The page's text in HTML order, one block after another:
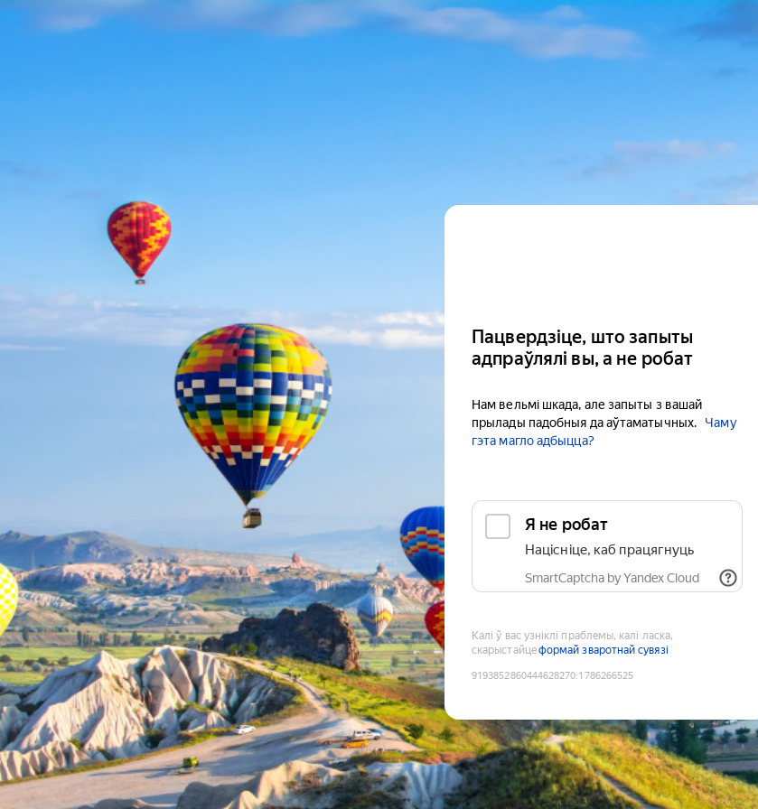
Пацвердзіце, што запыты
адпраўлялі вы, а не робат
Нам вельмі шкада, але запыты з вашай
прылады падобныя да аўтаматычных.
Чаму
гэта магло адбыцца?
Я не робат
Націсніце, каб працягнуць
SmartCaptcha by Yandex Cloud
Калі ў вас узніклі праблемы, калі ласка,
скарыстайцеформай зваротнай сувязі
9193852860444628270:1786266525